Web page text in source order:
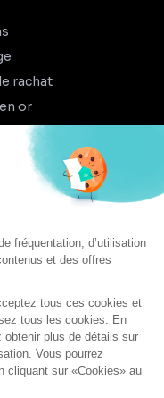
rachat
or